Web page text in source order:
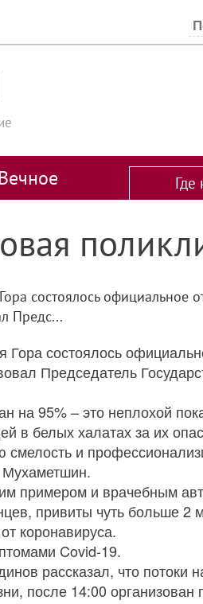
Вечное Где
состоялось официальное
Предс...
состоялось
Председатель
на 95% – это неплохой
в белых халатах за их
и
Мухаметшин.
примером и врачебным
привиты чуть больше 2
коронавируса.
Covid-19.
рассказал, что потоки
после 14:00 организован